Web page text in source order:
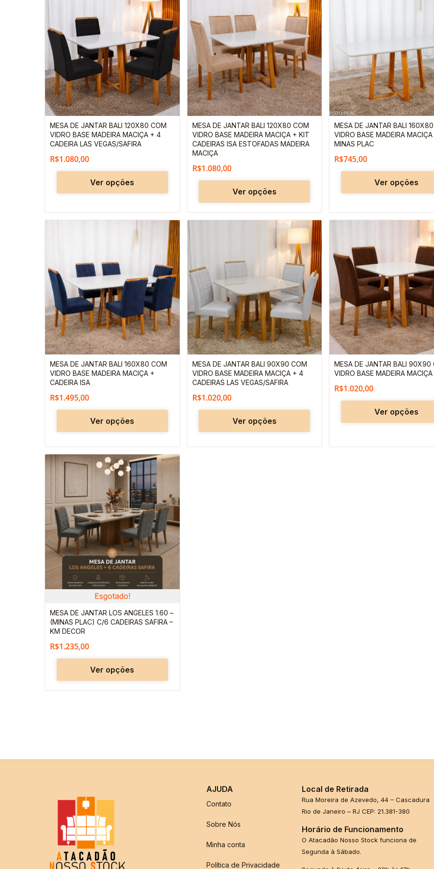
MESA DE JANTAR BALI 120X80 COM
VIDRO BASE MADEIRA MACIÇA + 4
CADEIRA LAS VEGAS/SAFIRA
R$1.080,00
Ver opções
tem
várias
variantes.
As
opções
podem
ser
escolhidas
produto
MESA DE JANTAR BALI 120X80 COM
VIDRO BASE MADEIRA MACIÇA + KIT
CADEIRAS ISA ESTOFADAS MADEIRA
MACIÇA
R$1.080,00
Ver opções
tem
várias
variantes.
As
opções
podem
ser
escolhidas
MESA DE JANTAR BALI
VIDRO BASE MADEIRA MACIÇA
MINAS PLAC
R$745,00
Ver opções
MESA DE JANTAR BALI 160X80 COM
VIDRO BASE MADEIRA MACIÇA +
CADEIRA ISA
R$1.495,00
Ver opções
Este
produto
tem
várias
variantes.
As
opções
podem
ser
escolhidas
produto
MESA DE JANTAR BALI 90X90 COM
VIDRO BASE MADEIRA MACIÇA + 4
CADEIRAS LAS VEGAS/SAFIRA
R$1.020,00
Ver opções
Este
produto
tem
várias
variantes.
As
opções
podem
ser
escolhidas
produto
MESA DE JANTAR BALI 90X90
VIDRO BASE MADEIRA
R$1.020,00
Ver opções
Esgotado!
MESA DE JANTAR LOS ANGELES 1.60 –
(MINAS PLAC) C/6 CADEIRAS SAFIRA –
KM DECOR
R$1.235,00
Ver opções
Este
várias
variantes.
As
opções
escolhidas
página
AJUDA
Contato
Sobre Nós
Minha conta
Política de Privacidade
Local de Retirada
Rua Moreira de Azevedo, 44 – Cascadura
Rio de Janeiro – RJ CEP: 21.381-380
Horário de Funcionamento
O Atacadão Nosso Stock funciona de
Segunda à Sábado.